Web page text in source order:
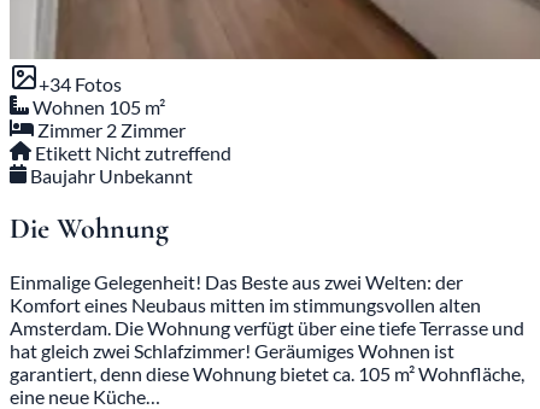
+34 Fotos
Wohnen 105 m²
Zimmer 2 Zimmer
Etikett Nicht zutreffend
Baujahr Unbekannt
Die Wohnung
Einmalige Gelegenheit! Das Beste aus zwei Welten: der
Komfort eines Neubaus mitten im stimmungsvollen alten
Amsterdam. Die Wohnung verfügt über eine tiefe Terrasse und
hat gleich zwei Schlafzimmer! Geräumiges Wohnen ist
garantiert, denn diese Wohnung bietet ca. 105 m² Wohnfläche,
eine neue Küche…